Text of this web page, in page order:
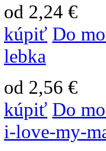
od 2,24 €
kúpiť Do
lebka
od 2,56 €
kúpiť Do
i-love-my-